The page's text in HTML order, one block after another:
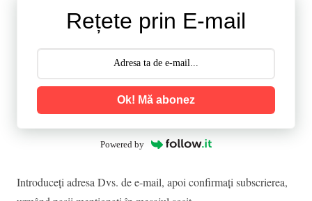
Rețete prin E-mail
Ok! Mă abonez
Powered by
Introduceţi adresa Dvs. de e-mail, apoi confirmaţi subscrierea,